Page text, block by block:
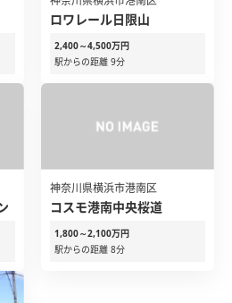
ロワレール日限山
2,400～4,500万円
駅からの距離 9分
神奈川県横浜市港南区
コスモ港南中央桜道
1,800～2,100万円
駅からの距離 8分